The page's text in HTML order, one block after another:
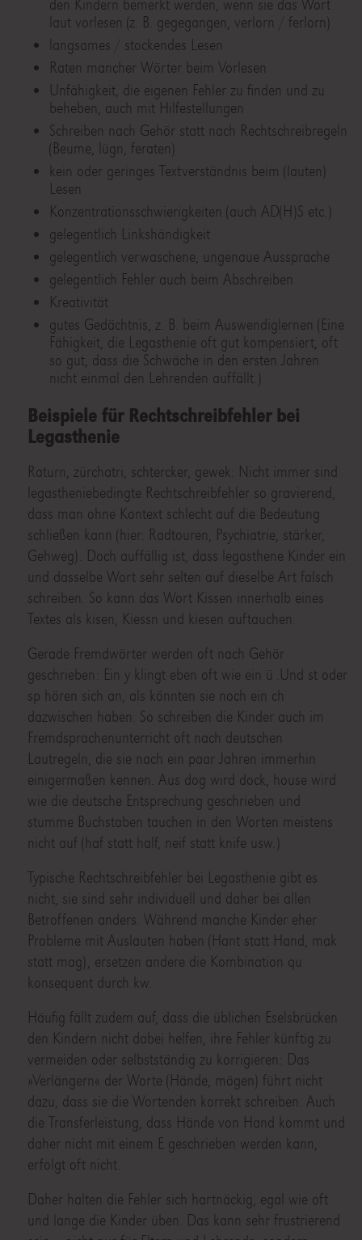
den Kindern bemerkt werden, wenn sie das Wort
laut vorlesen (z. B. gegegangen, verlorn / ferlorn)
langsames / stockendes Lesen
Raten mancher Wörter beim Vorlesen
Unfähigkeit, die eigenen Fehler zu finden und zu
beheben, auch mit Hilfestellungen
Schreiben nach Gehör statt nach Rechtschreibregeln
(Beume, lügn, feraten)
kein oder geringes Textverständnis beim (lauten)
Lesen
Konzentrationsschwierigkeiten (auch AD(H)S etc.)
gelegentlich Linkshändigkeit
gelegentlich verwaschene, ungenaue Aussprache
gelegentlich Fehler auch beim Abschreiben
Kreativität
gutes Gedächtnis, z. B. beim Auswendiglernen (Eine
Fähigkeit, die Legasthenie oft gut kompensiert, oft
so gut, dass die Schwäche in den ersten Jahren
nicht einmal den Lehrenden auffällt.)
Beispiele für Rechtschreibfehler bei
Legasthenie
Raturn, zürchatri, schtercker, gewek: Nicht immer sind
legastheniebedingte Rechtschreibfehler so gravierend,
dass man ohne Kontext schlecht auf die Bedeutung
schließen kann (hier: Radtouren, Psychiatrie, stärker,
Gehweg). Doch auffällig ist, dass legasthene Kinder ein
und dasselbe Wort sehr selten auf dieselbe Art falsch
schreiben. So kann das Wort Kissen innerhalb eines
Textes als kisen, Kiessn und kiesen auftauchen.
Gerade Fremdwörter werden oft nach Gehör
geschrieben: Ein y klingt eben oft wie ein ü .Und st oder
sp hören sich an, als könnten sie noch ein ch
dazwischen haben. So schreiben die Kinder auch im
Fremdsprachenunterricht oft nach deutschen
Lautregeln, die sie nach ein paar Jahren immerhin
einigermaßen kennen. Aus dog wird dock, house wird
wie die deutsche Entsprechung geschrieben und
stumme Buchstaben tauchen in den Worten meistens
nicht auf (haf statt half, neif statt knife usw.)
Typische Rechtschreibfehler bei Legasthenie gibt es
nicht, sie sind sehr individuell und daher bei allen
Betroffenen anders. Während manche Kinder eher
Probleme mit Auslauten haben (Hant statt Hand, mak
statt mag), ersetzen andere die Kombination qu
konsequent durch kw.
Häufig fällt zudem auf, dass die üblichen Eselsbrücken
den Kindern nicht dabei helfen, ihre Fehler künftig zu
vermeiden oder selbstständig zu korrigieren: Das
»Verlängern« der Worte (Hände, mögen) führt nicht
dazu, dass sie die Wortenden korrekt schreiben. Auch
die Transferleistung, dass Hände von Hand kommt und
daher nicht mit einem E geschrieben werden kann,
erfolgt oft nicht.
Daher halten die Fehler sich hartnäckig, egal wie oft
und lange die Kinder üben. Das kann sehr frustrierend